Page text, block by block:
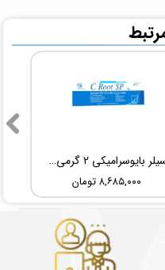
سیلر بایوسرامیکی 2 گرمی Root Dental Medical C-Root SP
۸,۶۸۵,۰۰۰ تومان